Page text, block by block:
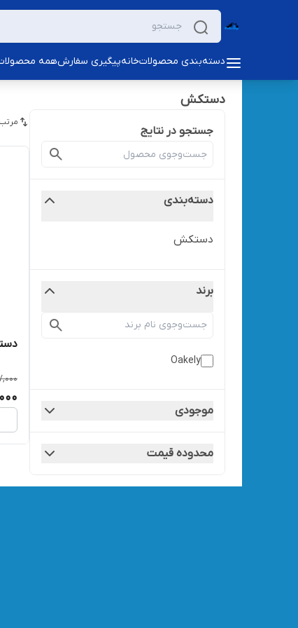
دسته‌بندی محصولاتخانهپیگیری سفارشهمه
دستکش
جستجو در نتایج
دسته‌بندی
دستکش
برند
Oakely
موجودی
محدوده قیمت